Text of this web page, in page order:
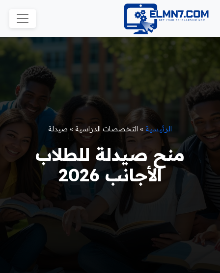
الرئيسية » التخصصات الدراسية » صيدلة
منح صيدلة للطلاب
الأجانب 2026